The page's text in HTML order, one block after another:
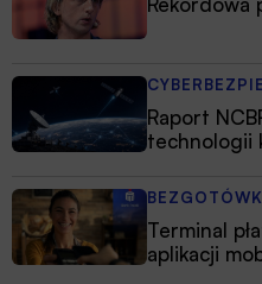
Raport
technologii
Terminal
aplikacji